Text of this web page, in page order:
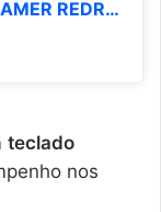
TECLADO MECÂNICO GAMER REDRAGON VALHEIM ILUMINAÇÃO RAINBOW PRETO SWITCH BROWN K608-R (PT-BROWN)
teclado
nos